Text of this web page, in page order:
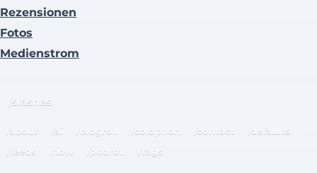
Rezensionen
Fotos
Medienstrom
/slashes
/about /ai /blogroll /colophon /contact
/defaults
/feeds
/now /podroll /tags